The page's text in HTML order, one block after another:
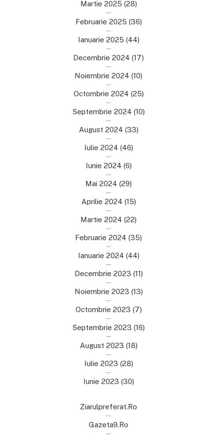
Martie 2025 (28)
Februarie 2025 (36)
Ianuarie 2025 (44)
Decembrie 2024 (17)
Noiembrie 2024 (10)
Octombrie 2024 (25)
Septembrie 2024 (10)
August 2024 (33)
Iulie 2024 (46)
Iunie 2024 (6)
Mai 2024 (29)
Aprilie 2024 (15)
Martie 2024 (22)
Februarie 2024 (35)
Ianuarie 2024 (44)
Decembrie 2023 (11)
Noiembrie 2023 (13)
Octombrie 2023 (7)
Septembrie 2023 (16)
August 2023 (18)
Iulie 2023 (28)
Iunie 2023 (30)
Ziarulpreferat.ro
Gazeta9.ro